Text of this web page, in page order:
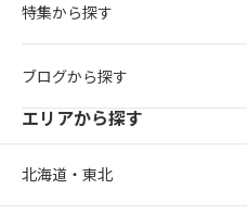
特集から探す
ブログから探す
エリアから探す
北海道・東北